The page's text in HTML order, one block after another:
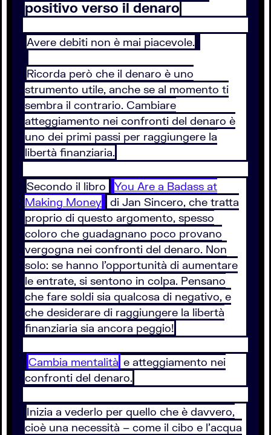
positivo verso il denaro
Avere debiti non è mai piacevole.
Ricorda però che il denaro è uno
strumento utile, anche se al momento ti
sembra il contrario. Cambiare
atteggiamento nei confronti del denaro è
uno dei primi passi per raggiungere la
libertà finanziaria.
Secondo il libro
You Are a Badass at
Making Money
di Jan Sincero, che tratta
proprio di questo argomento, spesso
coloro che guadagnano poco provano
vergogna nei confronti del denaro. Non
solo: se hanno l’opportunità di aumentare
le entrate, si sentono in colpa. Pensano
che fare soldi sia qualcosa di negativo, e
che desiderare di raggiungere la libertà
finanziaria sia ancora peggio!
Cambia mentalità e atteggiamento nei
confronti del denaro.
Inizia a vederlo per quello che è davvero,
cioè una necessità – come il cibo e l’acqua